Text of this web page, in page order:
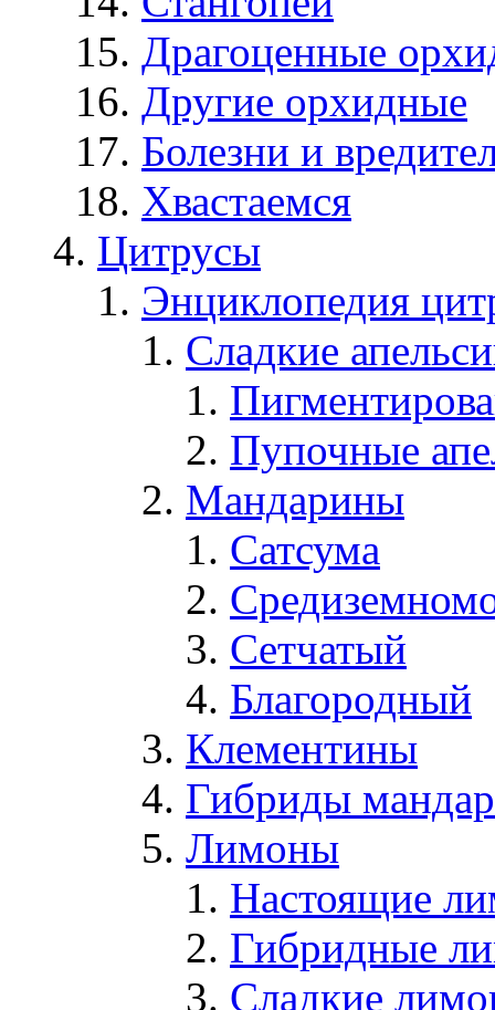
Драгоценные
Другие орхидные
Болезни и
Хвастаемся
Цитрусы
Энциклопедия
Сладкие
Пупочные
Мандарины
Сатсума
Сетчатый
Благородный
Клементины
Гибриды
Лимоны
Настоящие
Гибридные
Сладкие